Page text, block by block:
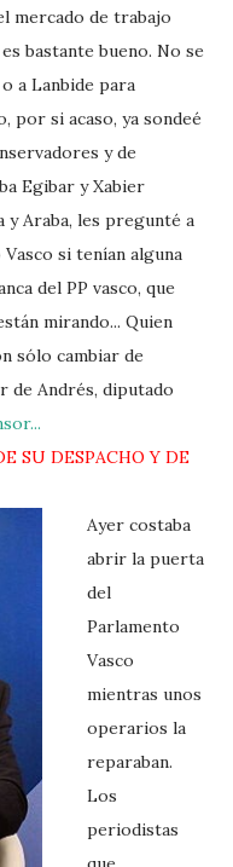
mercado de trabajo
bastante bueno. No se
a Lanbide para
por si acaso, ya sondeé
y de
Egibar y Xabier
y Araba, les pregunté a
si tenían alguna
del PP vasco, que
mirando... Quien
sólo cambiar de
de Andrés, diputado
SU DESPACHO Y DE
Ayer costaba
abrir la puerta
del
Parlamento
Vasco
mientras unos
operarios la
reparaban.
Los
periodistas